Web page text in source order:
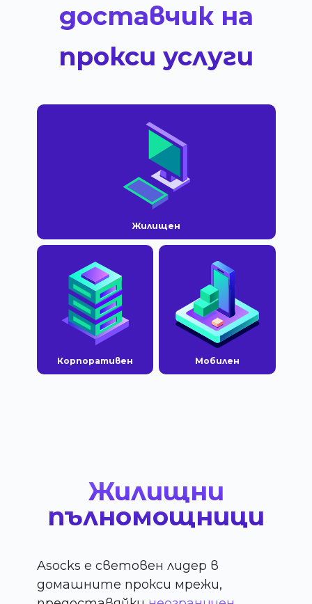
доставчик на
прокси услуги
Жилищен
Корпоративен Мобилен
Жилищни
пълномощници
Asocks е световен лидер в
домашните прокси мрежи,